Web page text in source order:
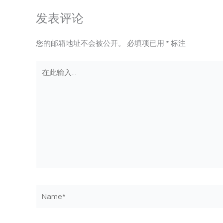
发表评论
您的邮箱地址不会被公开。 必填项已用 *标注